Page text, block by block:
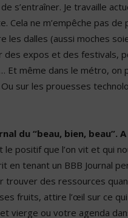
s’entraîner. Je travaille
Cela ne m’empêche pas
dalles (aussi moches
expos et des festivals,
même dans le métro, on
sur les prouesses
du “beau, bien, beau”.
positif que l’on vit et qui
en tenant un BBB Journal
des ressources
fruits, attire l’œil sur ce
vierge ou votre agenda